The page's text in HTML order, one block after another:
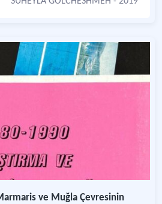
ve Muğla Çevresinin